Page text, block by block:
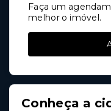
Faça um
melhor o imóvel.
Conheça a